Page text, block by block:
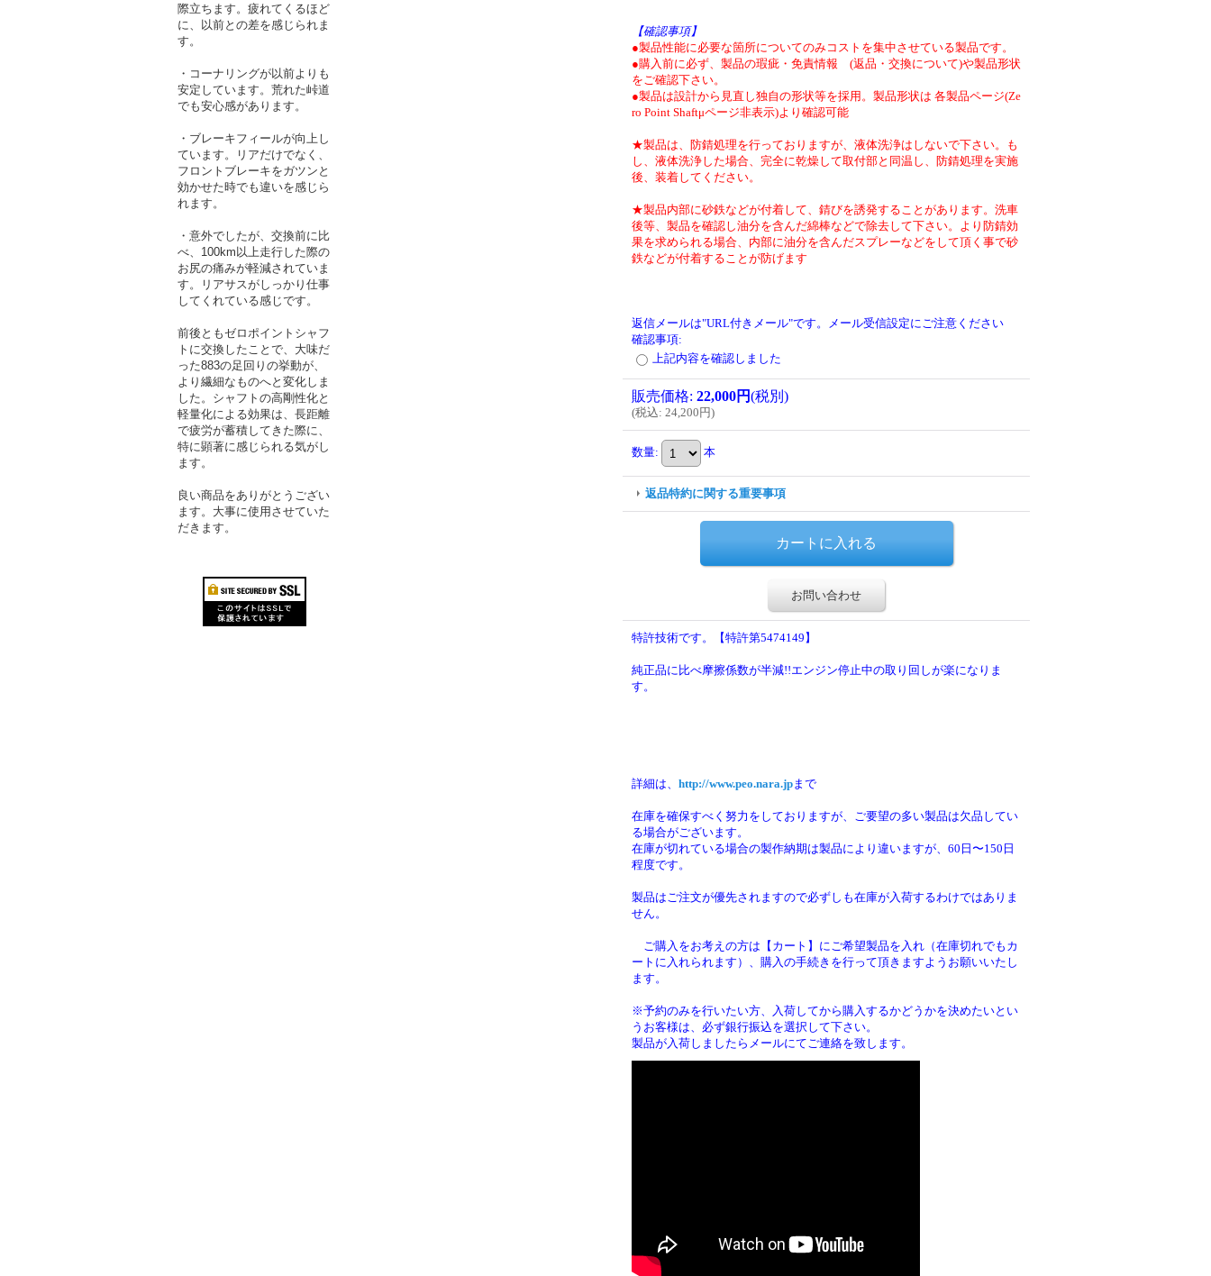
際立ちます。疲れてくるほど
に、以前との差を感じられま
す。
・コーナリングが以前よりも
安定しています。荒れた峠道
でも安心感があります。
・ブレーキフィールが向上し
ています。リアだけでなく、
フロントブレーキをガツンと
効かせた時でも違いを感じら
れます。
・意外でしたが、交換前に比
べ、100km以上走行した際の
お尻の痛みが軽減されていま
す。リアサスがしっかり仕事
してくれている感じです。
前後ともゼロポイントシャフ
トに交換したことで、大味だ
った883の足回りの挙動が、
より繊細なものへと変化しま
した。シャフトの高剛性化と
軽量化による効果は、長距離
で疲労が蓄積してきた際に、
特に顕著に感じられる気がし
ます。
良い商品をありがとうござい
ます。大事に使用させていた
だきます。
【確認事項】
●製品性能に必要な箇所についてのみコストを集中させている製品です。
●購入前に必ず、製品の瑕疵・免責情報 (返品・交換について)や製品形状
をご確認下さい。
●製品は設計から見直し独自の形状等を採用。製品形状は 各製品ページ(Ze
ro Point Shaftμページ非表示)より確認可能
★製品は、防錆処理を行っておりますが、液体洗浄はしないで下さい。も
し、液体洗浄した場合、完全に乾燥して取付部と同温し、防錆処理を実施
後、装着してください。
★製品内部に砂鉄などが付着して、錆びを誘発することがあります。洗車
後等、製品を確認し油分を含んだ綿棒などで除去して下さい。より防錆効
果を求められる場合、内部に油分を含んだスプレーなどをして頂く事で砂
鉄などが付着することが防げます
返信メールは"URL付きメール"です。メール受信設定にご注意ください
確認事項:
上記内容を確認しました
販売価格: 22,000円(税別)
(税込: 24,200円)
数量: 本
返品特約に関する重要事項
お問い合わせ
特許技術です。【特許第5474149】
純正品に比べ摩擦係数が半減!!エンジン停止中の取り回しが楽になりま
す。
詳細は、 http://www.peo.nara.jpまで
在庫を確保すべく努力をしておりますが、ご要望の多い製品は欠品してい
る場合がございます。
在庫が切れている場合の製作納期は製品により違いますが、60日〜150日
程度です。
製品はご注文が優先されますので必ずしも在庫が入荷するわけではありま
せん。
ご購入をお考えの方は【カート】にご希望製品を入れ（在庫切れでもカ
ートに入れられます）、購入の手続きを行って頂きますようお願いいたし
ます。
※予約のみを行いたい方、入荷してから購入するかどうかを決めたいとい
うお客様は、必ず銀行振込を選択して下さい。
製品が入荷しましたらメールにてご連絡を致します。